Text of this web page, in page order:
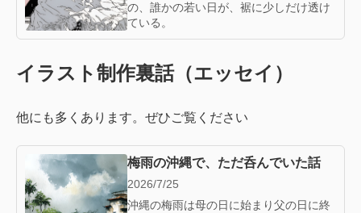
の、誰かの若い日が、裾に少しだけ透け
ている。
イラスト制作裏話（エッセイ）
他にも多くあります。ぜひご覧ください
梅雨の沖縄で、ただ呑んでいた話
2026/7/25
沖縄の梅雨は母の日に始まり父の日に終